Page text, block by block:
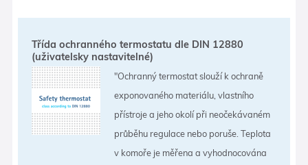
Třída ochranného termostatu dle DIN 12880
(uživatelsky nastavitelné)
"Ochranný termostat slouží k ochraně
exponovaného materiálu, vlastního
přístroje a jeho okolí při neočekávaném
průběhu regulace nebo poruše. Teplota
v komoře je měřena a vyhodnocována